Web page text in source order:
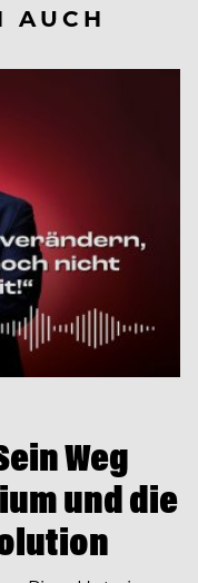
AUCH
Weg
und die